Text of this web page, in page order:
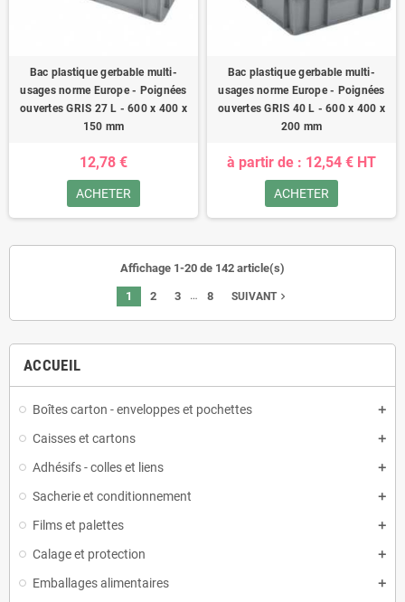
ACCUEIL
Boîtes carton - enveloppes et pochettes
Caisses et cartons
Adhésifs - colles et liens
Sacherie et conditionnement
Films et palettes
Calage et protection
Emballages alimentaires
Bac plastique gerbable multi-
usages norme Europe - Poignées
ouvertes GRIS 27 L - 600 x 400 x
150 mm
12,78 €
ACHETER
Bac plastique gerbable multi-
usages norme Europe - Poignées
ouvertes GRIS 40 L - 600 x 400 x
200 mm
à partir de : 12,54 € HT
ACHETER
Affichage 1-20 de 142 article(s)
1 2 3 … 8 SUIVANTnavigate_next